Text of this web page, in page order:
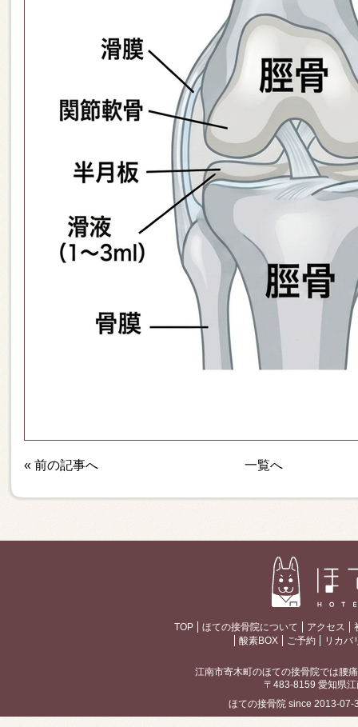
« 前の記事へ 一覧へ
TOP ほての接骨院について アクセス
酸素BOX
ご予約 リカバ
ほての接骨院 since 2013-
江南市寄木町のほての接骨院では腰
〒483-8159 愛知県